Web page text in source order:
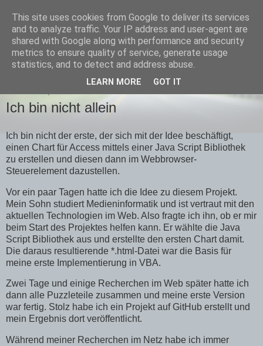
Team-Moeller Blog
Gedanken rund um Microsoft Access
Ich bin nicht allein
Ich bin nicht der erste, der sich mit der Idee beschäftigt,
einen Chart für Access mittels einer Java Script Bibliothek
zu erstellen und diesen dann im Webbrowser-
Steuerelement dazustellen.
Vor ein paar Tagen hatte ich die Idee zu diesem Projekt.
Mein Sohn studiert Medieninformatik und ist vertraut mit den
aktuellen Technologien im Web. Also fragte ich ihn, ob er mir
beim Start des Projektes helfen kann. Er wählte die Java
Script Bibliothek aus und erstellte den ersten Chart damit.
Die daraus resultierende *.html-Datei war die Basis für
meine erste Implementierung in VBA.
Zwei Tage und einige Recherchen im Web später hatte ich
dann alle Puzzleteile zusammen und meine erste Version
war fertig. Stolz habe ich ein Projekt auf GitHub erstellt und
mein Ergebnis dort veröffentlicht.
Während meiner Recherchen im Netz habe ich immer
This site uses cookies from Google to deliver its services
and to analyze traffic. Your IP address and user-agent are
shared with Google along with performance and security
metrics to ensure quality of service, generate usage
statistics, and to detect and address abuse.
LEARN MORE GOT IT